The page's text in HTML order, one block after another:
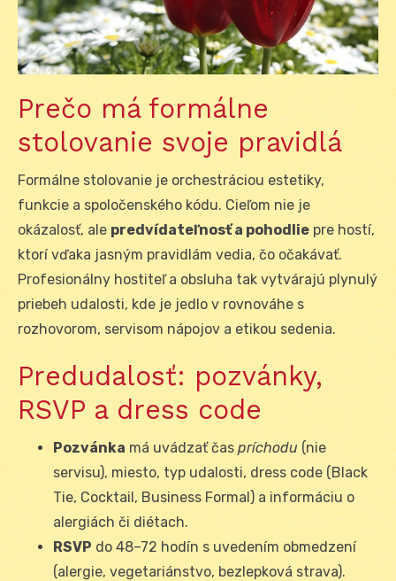
Prečo má formálne
stolovanie svoje pravidlá
Formálne stolovanie je orchestráciou estetiky,
funkcie a spoločenského kódu. Cieľom nie je
okázalosť, ale predvídateľnosť a pohodlie pre hostí,
ktorí vďaka jasným pravidlám vedia, čo očakávať.
Profesionálny hostiteľ a obsluha tak vytvárajú plynulý
priebeh udalosti, kde je jedlo v rovnováhe s
rozhovorom, servisom nápojov a etikou sedenia.
Predudalosť: pozvánky,
RSVP a dress code
Pozvánka má uvádzať čas príchodu (nie
servisu), miesto, typ udalosti, dress code (Black
Tie, Cocktail, Business Formal) a informáciu o
alergiách či diétach.
RSVP do 48–72 hodín s uvedením obmedzení
(alergie, vegetariánstvo, bezlepková strava).